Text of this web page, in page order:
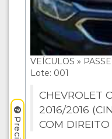
VEÍCULOS »
Lote: 001
CHEVROLET
2016/2016
COM